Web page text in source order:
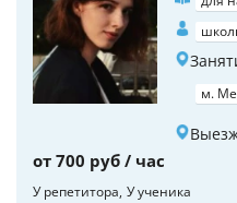
м.
от 700 руб / час
У репетитора У ученика